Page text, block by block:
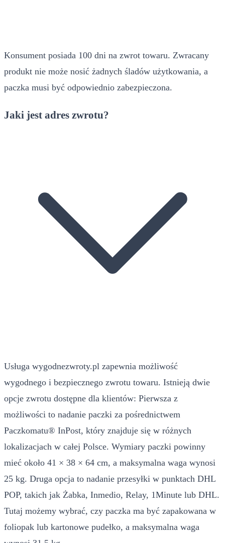
Konsument posiada 100 dni na zwrot towaru. Zwracany
produkt nie może nosić żadnych śladów użytkowania, a
paczka musi być odpowiednio zabezpieczona.
Jaki jest adres zwrotu?
Usługa wygodnezwroty.pl zapewnia możliwość
wygodnego i bezpiecznego zwrotu towaru. Istnieją dwie
opcje zwrotu dostępne dla klientów: Pierwsza z
możliwości to nadanie paczki za pośrednictwem
Paczkomatu® InPost, który znajduje się w różnych
lokalizacjach w całej Polsce. Wymiary paczki powinny
mieć około 41 × 38 × 64 cm, a maksymalna waga wynosi
25 kg. Druga opcja to nadanie przesyłki w punktach DHL
POP, takich jak Żabka, Inmedio, Relay, 1Minute lub DHL.
Tutaj możemy wybrać, czy paczka ma być zapakowana w
foliopak lub kartonowe pudełko, a maksymalna waga